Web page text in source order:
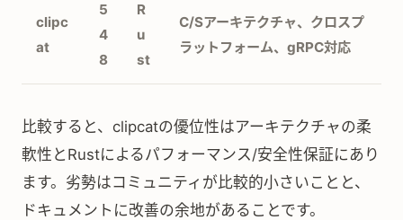
clipc
at
5
4
8
R
u
st
C/Sアーキテクチャ、クロスプ
ラットフォーム、gRPC対応
比較すると、clipcatの優位性はアーキテクチャの柔
軟性とRustによるパフォーマンス/安全性保証にあり
ます。劣勢はコミュニティが比較的小さいことと、
ドキュメントに改善の余地があることです。